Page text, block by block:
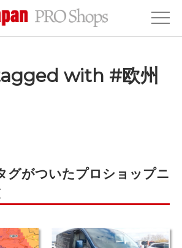
with #欧州
グがついたプロショップニ